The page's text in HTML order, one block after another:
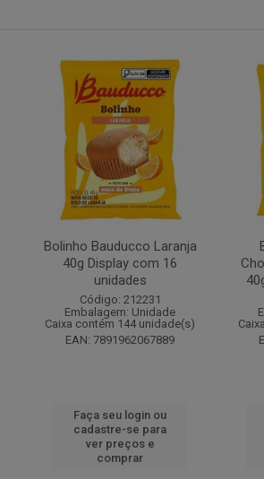
Bolinho Bauducco Laranja
40g Display com 16
unidades
Código: 212231
Embalagem: Unidade
Caixa contém 144 unidade(s)
EAN: 7891962067889
Faça seu login ou
cadastre-se para
ver preços e
comprar